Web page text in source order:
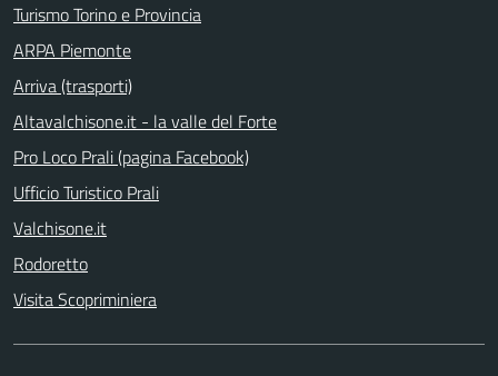
Turismo Torino e Provincia
ARPA Piemonte
Arriva (trasporti)
Altavalchisone.it - la valle del Forte
Pro Loco Prali (pagina Facebook)
Ufficio Turistico Prali
Valchisone.it
Rodoretto
Visita Scopriminiera